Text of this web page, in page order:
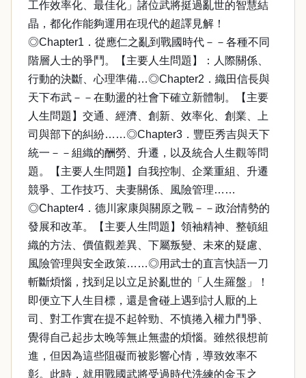
工作效率化、最佳化」諸位武將挺過亂世的智慧結
晶，都化作能夠運用在現代的超譯見解！
◎Chapter1．從應仁之亂到戰國時代－－各種不同
階層人士的爭鬥。【主要人生問題】：人際關係、
行動的決斷、心理準備…◎Chapter2．織田信長與
天下布武－－在動盪的社會下確立新體制。【主要
人生問題】交通、經濟、創新、效率化、創業、上
司與部下的糾紛……◎Chapter3．豐臣秀吉與天下
統一－－組織的酬勞、升遷，以及統合人生觀等問
題。【主要人生問題】自我控制、企業重組、升遷
競爭、工作技巧、夫妻關係、風險管理……
◎Chapter4．德川家康與關原之戰－－政治情勢的
發展和改革。【主要人生問題】領袖精神、整頓組
織的方法、價值觀差異、下屬叛變、未來的疑慮、
風險管理與安全政策……◎用武士的直言快語一刀
斬斷煩惱，找到足以立足於亂世的「人生羅盤」！
即便立下人生目標，還是會碰上遇到討人厭的上
司、對工作實在提不起幹勁、不慎捲入權力鬥爭、
覺得自己起步太晚等無止無盡的煩惱。雖然很想前
進，但因為這些阻礙而被影響心情，導致效率不
彰。此時，就用戰國武將受過時代洗練的金玉之